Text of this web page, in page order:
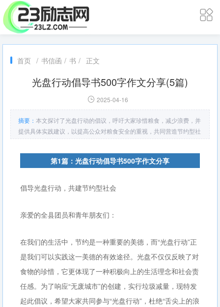
首页 / 书信函 / 书 / 正文
光盘行动倡导书500字作文分享(5篇)
2025-04-16
摘要： 本文探讨了光盘行动的倡议，呼吁大家珍惜粮食，减少浪费，并
提供具体实践建议，以提高公众对粮食安全的重视，共同营造节约型社
会。
第1篇：光盘行动倡导书500字作文分享
倡导光盘行动，共建节约型社会
亲爱的全县团员和青年朋友们：
在我们的生活中，节约是一种重要的美德，而“光盘行动”正
是我们可以实践这一美德的有效途径。光盘不仅仅反映了对
食物的珍惜，它更体现了一种积极向上的生活理念和社会责
任感。为了响应“无废城市”的创建，实行垃圾减量，现特发
起此倡议，希望大家共同参与“光盘行动”，杜绝“舌尖上的浪